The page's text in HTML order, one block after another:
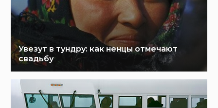
Увезут в тундру: как ненцы отмечают
свадьбу